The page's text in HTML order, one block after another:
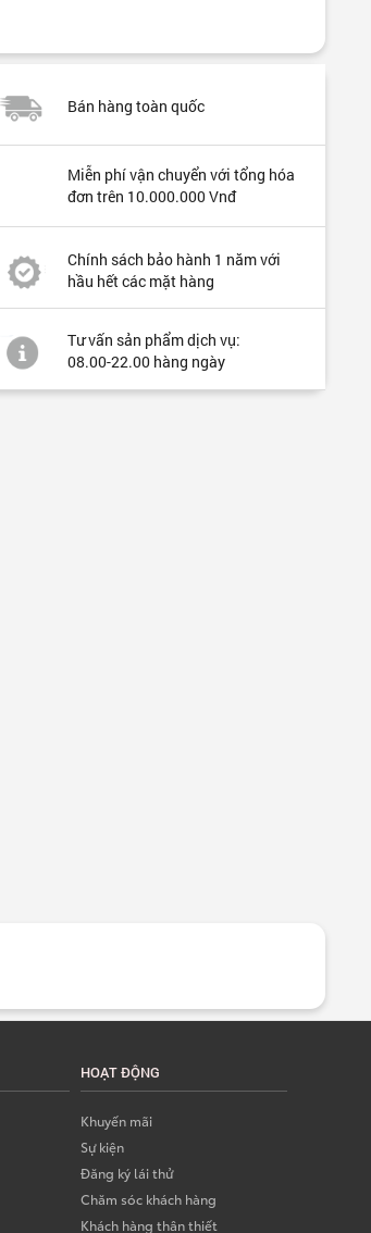
Bán hàng toàn quốc
Miễn phí vận chuyển với tổng hóa
đơn trên 10.000.000 Vnđ
Chính sách bảo hành 1 năm với
hầu hết các mặt hàng
Tư vấn sản phẩm dịch vụ:
08.00-22.00 hàng ngày
HOẠT ĐỘNG
Khuyến mãi
Sự kiện
Đăng ký lái thử
Chăm sóc khách hàng
Khách hàng thân thiết